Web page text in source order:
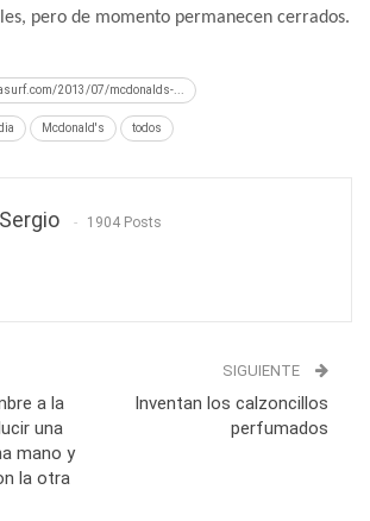
pero de momento permanecen cerrados.
2013/07/mcdonalds-...
Mcdonald's todos
Sergio 1904 Posts
a la
una
mano y
la otra
SIGUIENTE
Inventan los calzoncillos
perfumados